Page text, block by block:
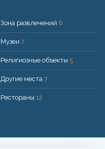
Зона развлечений 8
Музеи 7
Религиозные объекты 5
Другие места 7
Рестораны 12